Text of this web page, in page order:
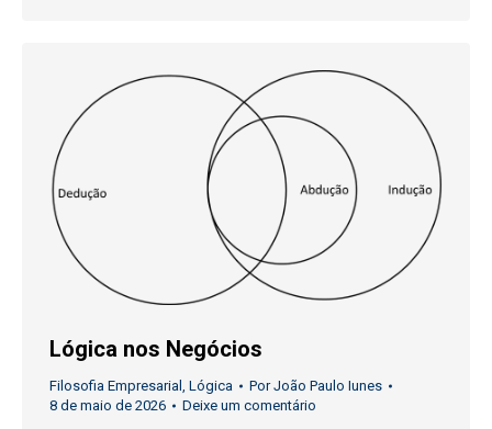
Lógica nos Negócios
Filosofia Empresarial , Lógica PorJoão Paulo Iunes
8 de maio de 2026
Deixe um comentário